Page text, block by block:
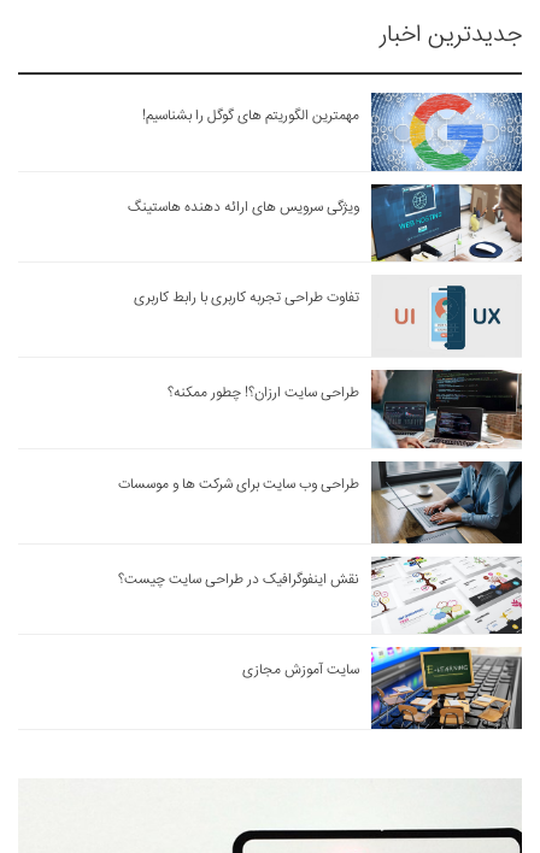
جدیدترین اخبار
مهمترین الگوریتم های گوگل را بشناسیم!
ویژگی سرویس های ارائه دهنده هاستینگ
تفاوت طراحی تجربه کاربری با رابط کاربری
طراحی سایت ارزان؟! چطور ممکنه؟
طراحی وب سایت برای شرکت ها و موسسات
نقش اینفوگرافیک در طراحی سایت چیست؟
سایت آموزش مجازی